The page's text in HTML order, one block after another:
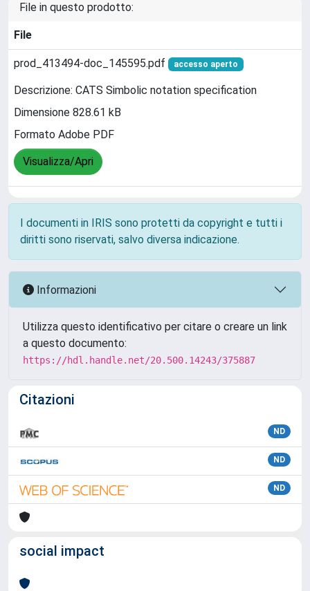
File in questo prodotto:
File
prod_413494-doc_145595.pdf accesso aperto
Descrizione: CATS Simbolic notation specification
Dimensione 828.61 kB
Formato Adobe PDF
Visualizza/Apri
I documenti in IRIS sono protetti da copyright e tutti i
diritti sono riservati, salvo diversa indicazione.
Informazioni
Utilizza questo identificativo per citare o creare un link
a questo documento:
https://hdl.handle.net/20.500.14243/375887
Citazioni
ND
ND
ND
social impact